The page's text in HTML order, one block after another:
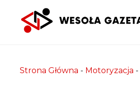
Strona Główna - Motoryzacja -